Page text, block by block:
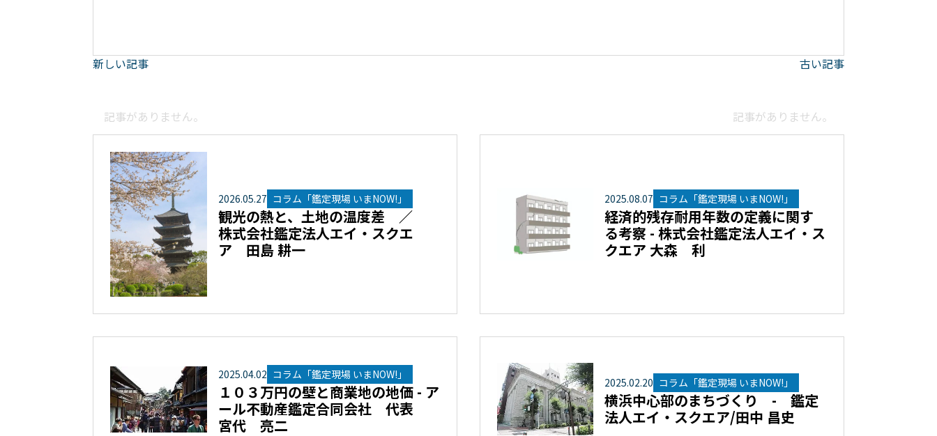
新しい記事 古い記事
記事がありません。 記事がありません。
2026.05.27 コラム「鑑定現場 いまNOW!」
観光の熱と、土地の温度差 ／
株式会社鑑定法人エイ・スクエ
ア 田島 耕一
2025.08.07 コラム「鑑定現場 いまNOW!」
経済的残存耐用年数の定義に関す
る考察 - 株式会社鑑定法人エイ・ス
クエア 大森 利
2025.04.02 コラム「鑑定現場 いまNOW!」
１０３万円の壁と商業地の地価 - ア
ール不動産鑑定合同会社 代表
宮代 亮二
2025.02.20 コラム「鑑定現場 いまNOW!」
横浜中心部のまちづくり - 鑑定
法人エイ・スクエア/田中 昌史